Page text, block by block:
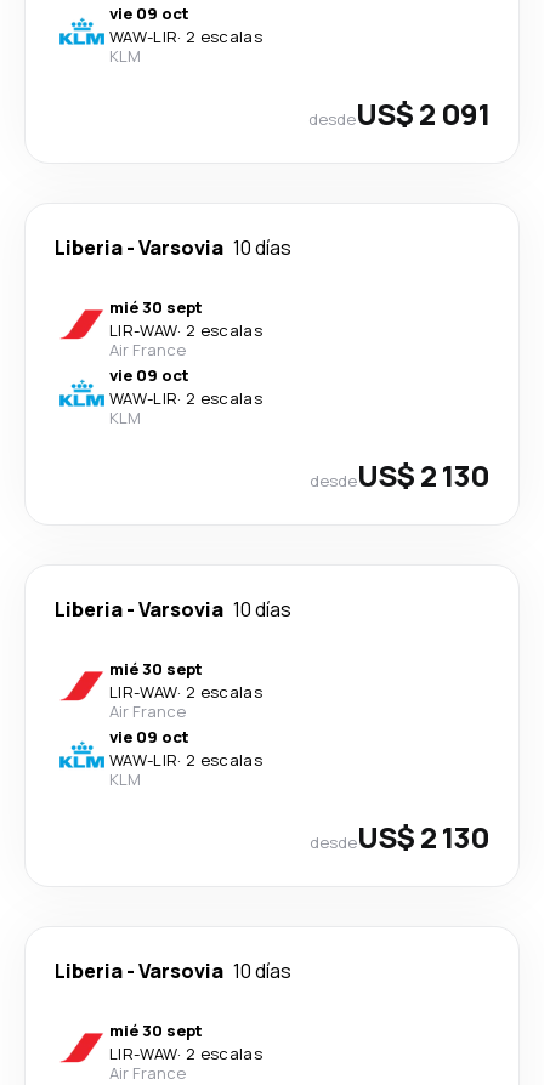
vie 09 oct
WAW-LIR· 2 escalas
KLM
desdeUS$ 2 091
Liberia-Varsovia 10 días
mié 30 sept
LIR-WAW· 2 escalas
Air France
vie 09 oct
WAW-LIR· 2 escalas
KLM
desdeUS$ 2 130
Liberia-Varsovia 10 días
mié 30 sept
LIR-WAW· 2 escalas
Air France
vie 09 oct
WAW-LIR· 2 escalas
KLM
desdeUS$ 2 130
Liberia-Varsovia 10 días
mié 30 sept
LIR-WAW· 2 escalas
Air France